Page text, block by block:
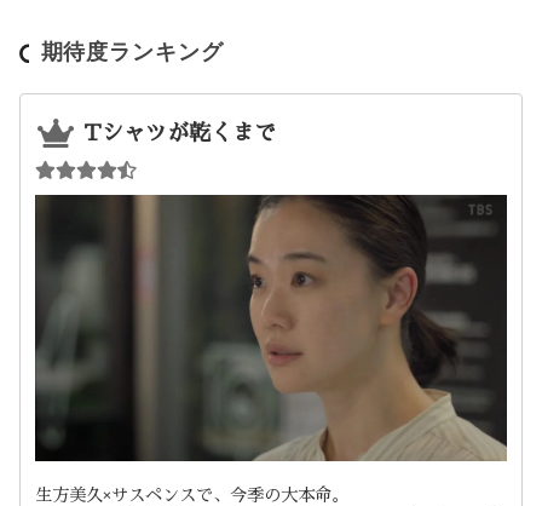
期待度ランキング
Tシャツが乾くまで
生方美久×サスペンスで、今季の大本命。